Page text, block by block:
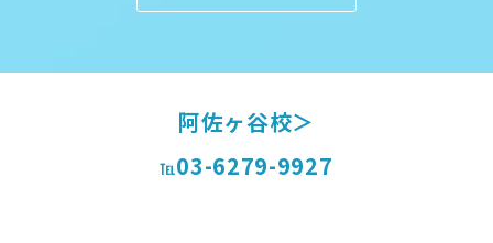
阿佐ヶ谷校＞
℡03-6279-9927